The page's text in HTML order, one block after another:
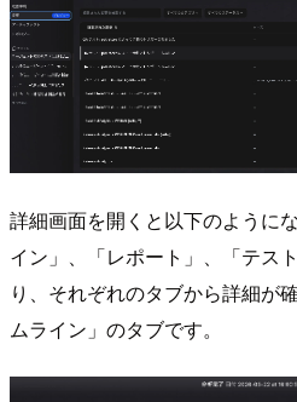
詳細画面を開くと以下のように
イン」、「レポート」、「テス
り、それぞれのタブから詳細が
ムライン」のタブです。